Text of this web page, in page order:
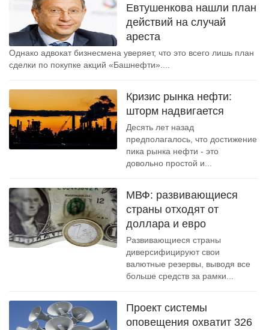
Евтушенкова нашли план
действий на случай
ареста
Однако адвокат бизнесмена уверяет, что это всего лишь план
сделки по покупке акций «Башнефти»....
Кризис рынка нефти:
шторм надвигается
Десять лет назад
предполагалось, что достижение
пика рынка нефти - это
довольно простой и...
МВФ: развивающиеся
страны отходят от
доллара и евро
Развивающиеся страны
диверсифицируют свои
валютные резервы, выводя все
больше средств за рамки...
Проект системы
оповещения охватит 326